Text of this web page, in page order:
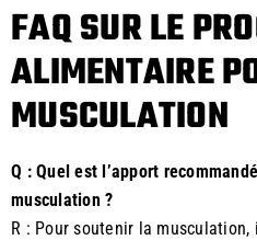
FAQ SUR LE
ALIMENTAIRE
MUSCULATION
Q : Quel est l’apport
musculation ?
R : Pour soutenir la